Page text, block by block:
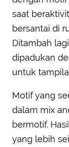
saat
bersantai di
Ditambah
dipadukan
untuk
Motif yang
dalam mix
bermotif.
yang lebih